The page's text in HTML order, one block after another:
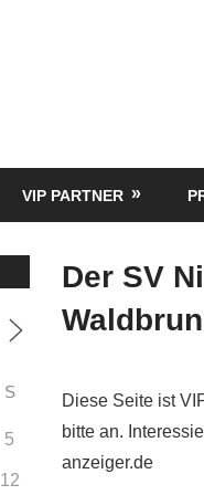
VIP PARTNER
Der SV
Diese Seite ist
bitte an.
anzeiger.de
S
5
12